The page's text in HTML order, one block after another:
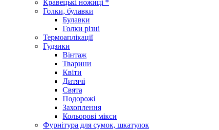
Кравецькі ножиці *
Голки, булавки
Булавки
Голки різні
Термоаплікації
Гудзики
Вінтаж
Тварини
Квіти
Дитячі
Свята
Подорожі
Захоплення
Кольорові мікси
Фурнітура для сумок, шкатулок